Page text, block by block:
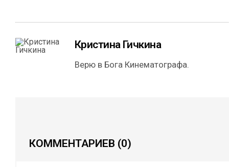
Кристина Гичкина
Верю в Бога Кинематографа.
КОММЕНТАРИЕВ (0)